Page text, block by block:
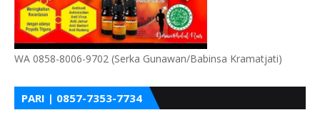
WA 0858-8006-9702 (Serka Gunawan/Babinsa Kramatjati)
PARI | 0857-7353-7734